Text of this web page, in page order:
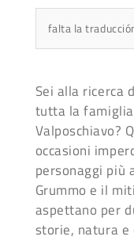
falta la
Sei alla ricerca
tutta la
Valposchiavo?
occasioni
personaggi più
Grummo e il
aspettano per
storie, natura